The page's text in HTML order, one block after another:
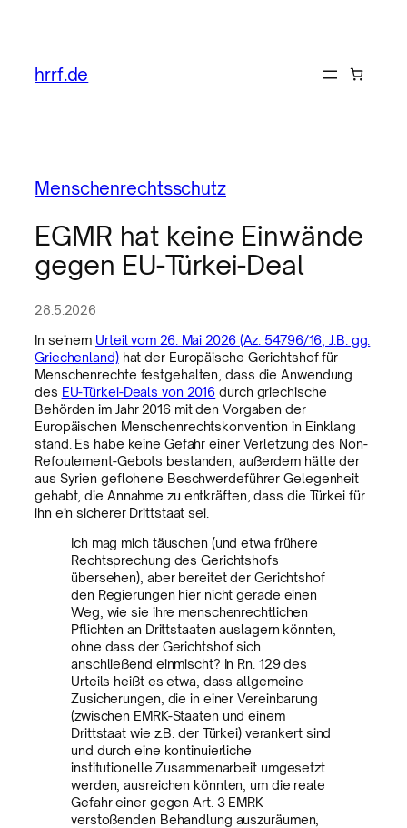
hrrf.de
Menschenrechtsschutz
EGMR hat keine Einwände
gegen EU-Türkei-Deal
28.5.2026
In seinem Urteil vom 26. Mai 2026 (Az. 54796/16, J.B. gg.
Griechenland)hat der Europäische Gerichtshof für
Menschenrechte festgehalten, dass die Anwendung
des EU-Türkei-Deals von 2016 durch griechische
Behörden im Jahr 2016 mit den Vorgaben der
Europäischen Menschenrechtskonvention in Einklang
stand. Es habe keine Gefahr einer Verletzung des Non-
Refoulement-Gebots bestanden, außerdem hätte der
aus Syrien geflohene Beschwerdeführer Gelegenheit
gehabt, die Annahme zu entkräften, dass die Türkei für
ihn ein sicherer Drittstaat sei.
Ich mag mich täuschen (und etwa frühere
Rechtsprechung des Gerichtshofs
übersehen), aber bereitet der Gerichtshof
den Regierungen hier nicht gerade einen
Weg, wie sie ihre menschenrechtlichen
Pflichten an Drittstaaten auslagern könnten,
ohne dass der Gerichtshof sich
anschließend einmischt? In Rn. 129 des
Urteils heißt es etwa, dass allgemeine
Zusicherungen, die in einer Vereinbarung
(zwischen EMRK-Staaten und einem
Drittstaat wie z.B. der Türkei) verankert sind
und durch eine kontinuierliche
institutionelle Zusammenarbeit umgesetzt
werden, ausreichen könnten, um die reale
Gefahr einer gegen Art. 3 EMRK
verstoßenden Behandlung auszuräumen,